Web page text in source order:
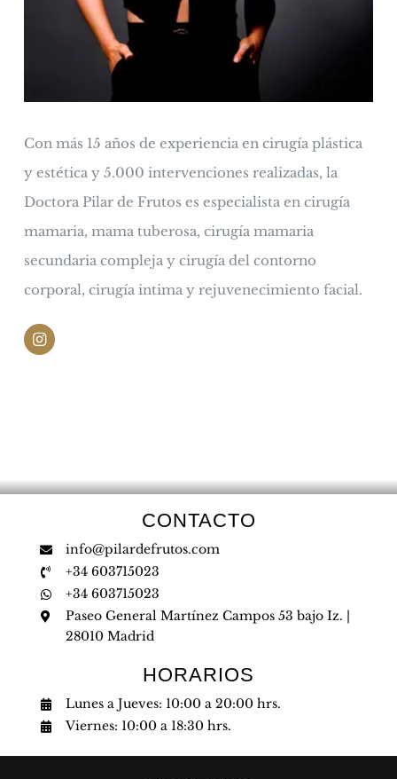
Con más 15 años de experiencia en cirugía plástica
y estética y 5.000 intervenciones realizadas, la
Doctora Pilar de Frutos es especialista en cirugía
mamaria, mama tuberosa, cirugía mamaria
secundaria compleja y cirugía del contorno
corporal, cirugía intima y rejuvenecimiento facial.
CONTACTO
info@pilardefrutos.com
+34 603715023
+34 603715023
Paseo General Martínez Campos 53 bajo Iz. |
28010 Madrid
HORARIOS
Lunes a Jueves: 10:00 a 20:00 hrs.
Viernes: 10:00 a 18:30 hrs.